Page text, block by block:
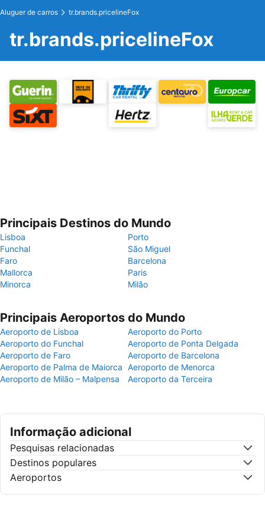
Aluguer de carros tr.brands.pricelineFox
tr.brands.pricelineFox
Principais Destinos do Mundo
Lisboa
Porto
Funchal
São Miguel
Faro
Barcelona
Mallorca
Paris
Minorca
Milão
Principais Aeroportos do Mundo
Aeroporto de Lisboa
Aeroporto do Porto
Aeroporto do Funchal
Aeroporto de Ponta Delgada
Aeroporto de Faro
Aeroporto de Barcelona
Aeroporto de Palma de Maiorca Aeroporto de Menorca
Aeroporto de Milão – Malpensa
Aeroporto da Terceira
Informação adicional
Pesquisas relacionadas
Destinos populares
Aeroportos